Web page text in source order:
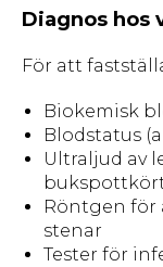
Diagnos hos
För att
Biokemisk
Blodstatus
Ultraljud av
Röntgen för
stenar
Tester för